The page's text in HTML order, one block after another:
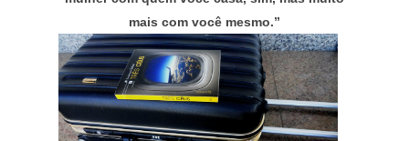
mais com você mesmo.”